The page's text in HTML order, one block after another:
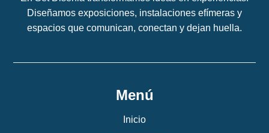
Diseñamos exposiciones, instalaciones efímeras y
espacios que comunican, conectan y dejan huella.
Menú
Inicio